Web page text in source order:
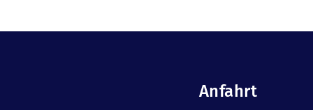
Anfahrt